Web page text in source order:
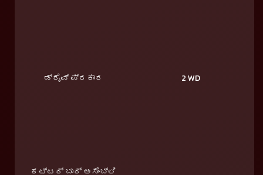
ಡ್ರೈವ್ ಪ್ರಕಾರ 2 WD
ಕಟ್ಟರ್ ಬಾರ್ ಅಸೆಂಬ್ಲಿ